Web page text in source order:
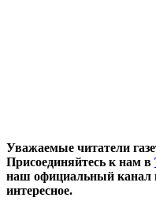
Уважаемые читатели
Присоединяйтесь к нам в
наш официальный канал
интересное.